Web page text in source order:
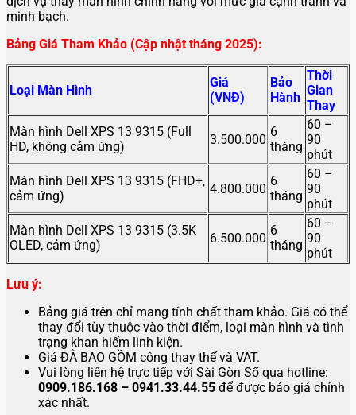
minh bạch.
Bảng Giá Tham Khảo (Cập nhật tháng 2025):
Loại Màn Hình
Giá
(VNĐ)
Bảo
Hành
Thời
Gian
Thay
Màn hình Dell XPS 13 9315 (Full
HD, không cảm ứng)
3.500.000
6
tháng
60 –
90
phút
Màn hình Dell XPS 13 9315 (FHD+,
cảm ứng)
4.800.000
6
tháng
60 –
90
phút
Màn hình Dell XPS 13 9315 (3.5K
OLED, cảm ứng)
6.500.000
6
tháng
60 –
90
phút
Lưu ý:
Bảng giá trên chỉ mang tính chất tham khảo. Giá có thể
thay đổi tùy thuộc vào thời điểm, loại màn hình và tình
trạng khan hiếm linh kiện.
Giá ĐÃ BAO GỒM công thay thế và VAT.
Vui lòng liên hệ trực tiếp với Sài Gòn Số qua hotline:
0909.186.168 – 0941.33.44.55 để được báo giá chính
xác nhất.